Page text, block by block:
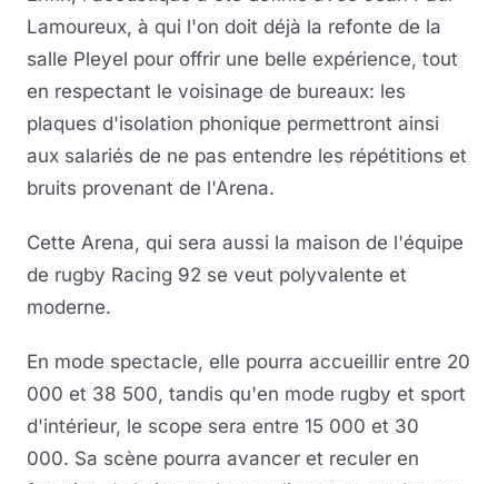
Lamoureux, à qui l'on doit déjà la refonte de la
salle Pleyel pour offrir une belle expérience, tout
en respectant le voisinage de bureaux: les
plaques d'isolation phonique permettront ainsi
aux salariés de ne pas entendre les répétitions et
bruits provenant de l'Arena.
Cette Arena, qui sera aussi la maison de l'équipe
de rugby Racing 92 se veut polyvalente et
moderne.
En mode spectacle, elle pourra accueillir entre 20
000 et 38 500, tandis qu'en mode rugby et sport
d'intérieur, le scope sera entre 15 000 et 30
000. Sa scène pourra avancer et reculer en